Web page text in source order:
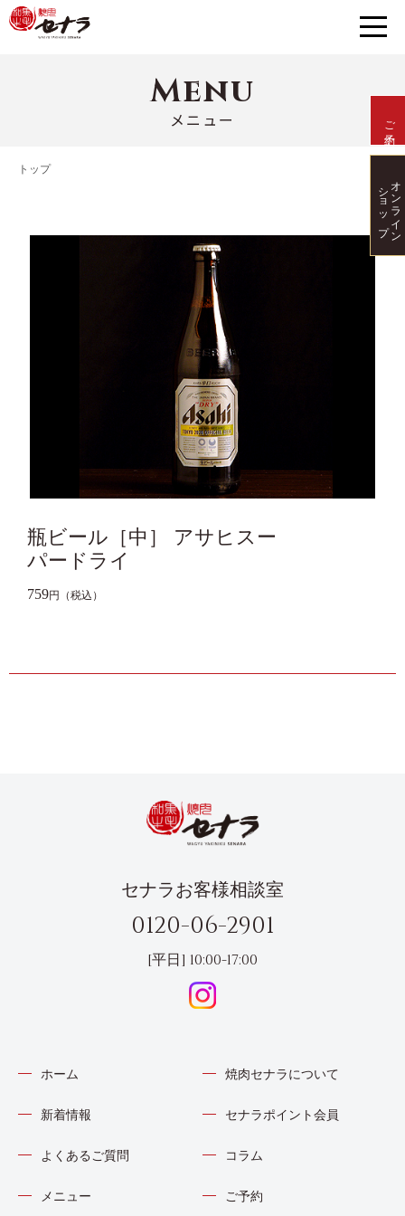
Menu
メニュー
トップ
瓶ビール［中］ アサヒスー
パードライ
759円（税込）
ご予約
オンライン
ショップ
セナラお客様相談室
0120-06-2901
[平日] 10:00-17:00
ホーム 焼肉セナラについて
新着情報 セナラポイント会員
よくあるご質問 コラム
メニュー ご予約